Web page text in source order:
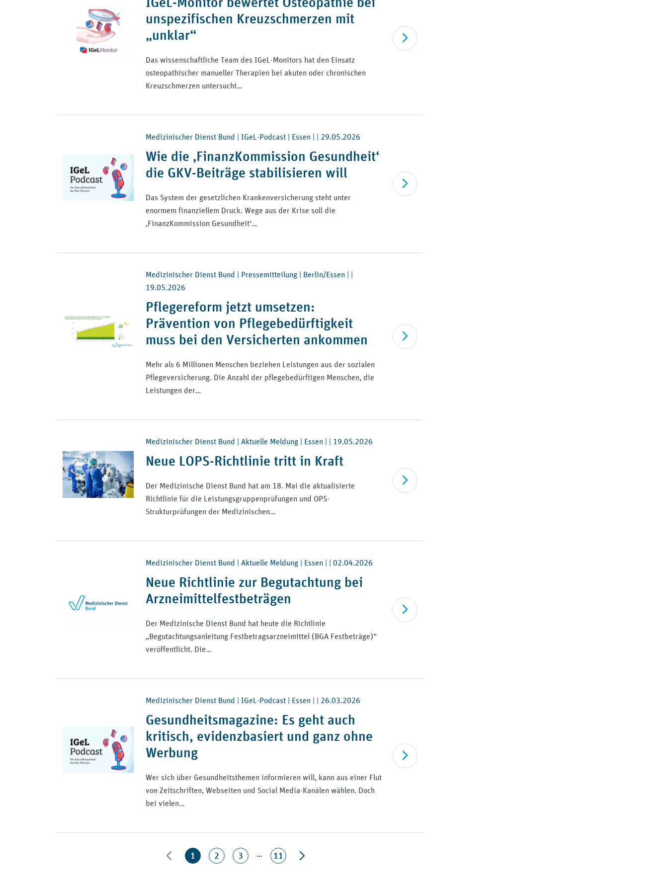
unspezifischen Kreuzschmerzen mit
„unklar“
Das wissenschaftliche Team des IGeL-Monitors hat den Einsatz
osteopathischer manueller Therapien bei akuten oder chronischen
Kreuzschmerzen untersucht…
Artikel lesen
Medizinischer Dienst Bund | IGeL-Podcast | Essen | | 29.05.2026
Wie die ‚FinanzKommission Gesundheit‘
die GKV-Beiträge stabilisieren will
Das System der gesetzlichen Krankenversicherung steht unter
enormem finanziellem Druck. Wege aus der Krise soll die
‚FinanzKommission Gesundheit‘…
Artikel lesen
Medizinischer Dienst Bund | Pressemitteilung | Berlin/Essen | |
19.05.2026
Pflegereform jetzt umsetzen:
Prävention von Pflegebedürftigkeit
muss bei den Versicherten ankommen
Mehr als 6 Millionen Menschen beziehen Leistungen aus der sozialen
Pflegeversicherung. Die Anzahl der pflegebedürftigen Menschen, die
Leistungen der…
Artikel lesen
Medizinischer Dienst Bund | Aktuelle Meldung | Essen | | 19.05.2026
Neue LOPS-Richtlinie tritt in Kraft
Der Medizinische Dienst Bund hat am 18. Mai die aktualisierte
Richtlinie für die Leistungsgruppenprüfungen und OPS-
Strukturprüfungen der Medizinischen…
Artikel lesen
Medizinischer Dienst Bund | Aktuelle Meldung | Essen | | 02.04.2026
Neue Richtlinie zur Begutachtung bei
Arzneimittelfestbeträgen
Der Medizinische Dienst Bund hat heute die Richtlinie
„Begutachtungsanleitung Festbetragsarzneimittel (BGA Festbeträge)“
veröffentlicht. Die…
Artikel lesen
Medizinischer Dienst Bund | IGeL-Podcast | Essen | | 26.03.2026
Gesundheitsmagazine: Es geht auch
kritisch, evidenzbasiert und ganz ohne
Werbung
Wer sich über Gesundheitsthemen informieren will, kann aus einer Flut
von Zeitschriften, Webseiten und Social Media-Kanälen wählen. Doch
bei vielen…
Artikel lesen
1 2 3 … 11